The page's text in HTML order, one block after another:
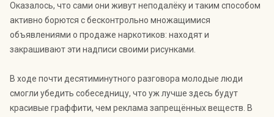
Оказалось, что сами они живут неподалёку и таким способом
активно борются с бесконтрольно множащимися
объявлениями о продаже наркотиков: находят и
закрашивают эти надписи своими рисунками.
В ходе почти десятиминутного разговора молодые люди
смогли убедить собеседницу, что уж лучше здесь будут
красивые граффити, чем реклама запрещённых веществ. В